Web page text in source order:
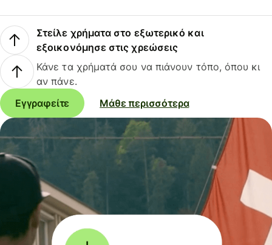
Στείλε χρήματα στο εξωτερικό και
εξοικονόμησε στις χρεώσεις
Κάνε τα χρήματά σου να πιάνουν τόπο, όπου κι
αν πάνε.
Εγγραφείτε
Μάθε περισσότερα